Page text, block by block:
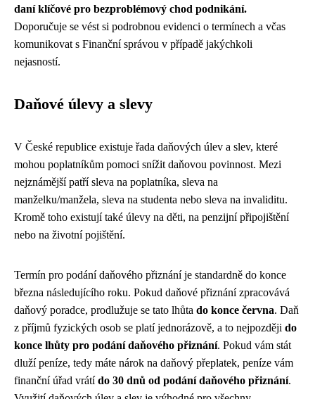
daní klíčové pro bezproblémový chod podnikání.
Doporučuje se vést si podrobnou evidenci o termínech a včas
komunikovat s Finanční správou v případě jakýchkoli
nejasností.
Daňové úlevy a slevy
V České republice existuje řada daňových úlev a slev, které
mohou poplatníkům pomoci snížit daňovou povinnost. Mezi
nejznámější patří sleva na poplatníka, sleva na
manželku/manžela, sleva na studenta nebo sleva na invaliditu.
Kromě toho existují také úlevy na děti, na penzijní připojištění
nebo na životní pojištění.
Termín pro podání daňového přiznání je standardně do konce
března následujícího roku. Pokud daňové přiznání zpracovává
daňový poradce, prodlužuje se tato lhůta do konce června. Daň
z příjmů fyzických osob se platí jednorázově, a to nejpozději do
konce lhůty pro podání daňového přiznání. Pokud vám stát
dluží peníze, tedy máte nárok na daňový přeplatek, peníze vám
finanční úřad vrátído 30 dnů od podání daňového přiznání.